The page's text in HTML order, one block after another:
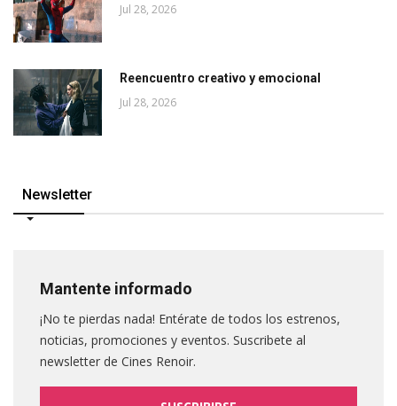
Jul 28, 2026
Reencuentro creativo y emocional
Jul 28, 2026
Newsletter
Mantente informado
¡No te pierdas nada! Entérate de todos los estrenos,
noticias, promociones y eventos. Suscribete al
newsletter de Cines Renoir.